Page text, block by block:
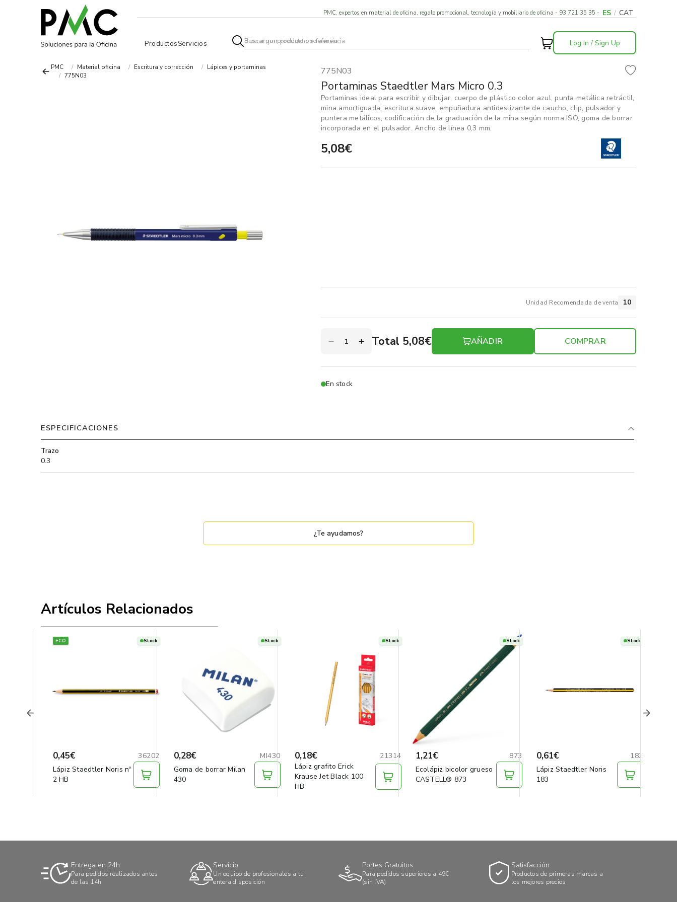
PMC, expertos en material de oficina, regalo promocional, tecnología y mobiliario de oficina - 93 721 35 35 - ES / CAT
ProductosServicios Log In / Sign Up
PMC Material oficina Escritura y corrección
Lápices y portaminas
775N03
775N03
Portaminas Staedtler Mars Micro 0.3
Portaminas ideal para escribir y dibujar, cuerpo de plástico color azul, punta metálica retráctil,
mina amortiguada, escritura suave, empuñadura antideslizante de caucho, clip, pulsador y
puntera metálicos, codificación de la graduación de la mina según norma ISO, goma de borrar
incorporada en el pulsador. Ancho de línea 0,3 mm.
5,08€
Unidad Recomendada de venta 10
Total 5,08€ AÑADIR COMPRAR
En stock
ESPECIFICACIONES
Trazo
0.3
¿Te ayudamos?
Artículos Relacionados
ECO Stock
0,45€
36202
Lápiz Staedtler Noris nº
2 HB
Stock
0,28€
MI430
Goma de borrar Milan
430
Stock
0,18€
21314
Lápiz grafito Erick
Krause Jet Black 100
HB
Stock
1,21€
873
Ecolápiz bicolor grueso
CASTELL® 873
Stock
0,61€
183
Lápiz Staedtler Noris
183
Entrega en 24h
Para pedidos realizados antes
de las 14h
Servicio
Un equipo de profesionales a tu
entera disposición
Portes Gratuitos
Para pedidos superiores a 49€
(sin IVA)
Satisfacción
Productos de primeras marcas a
los mejores precios